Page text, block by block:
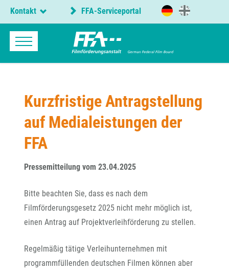
Kontakt FFA-Serviceportal
Kurzfristige Antragstellung
auf Medialeistungen der
FFA
Pressemitteilung vom 23.04.2025
Bitte beachten Sie, dass es nach dem
Filmförderungsgesetz 2025 nicht mehr möglich ist,
einen Antrag auf Projektverleihförderung zu stellen.
Regelmäßig tätige Verleihunternehmen mit
programmfüllenden deutschen Filmen können aber